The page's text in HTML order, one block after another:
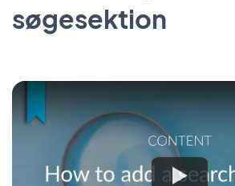
søgesektion